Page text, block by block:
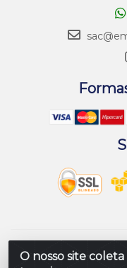
O nosso site
Embalar